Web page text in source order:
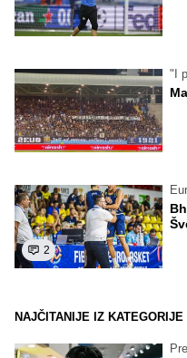
"I
2
NAJČITANIJE IZ KATEGORIJE